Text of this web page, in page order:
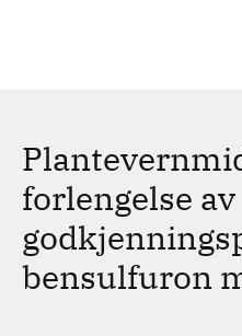
forlengelse av
bensulfuron